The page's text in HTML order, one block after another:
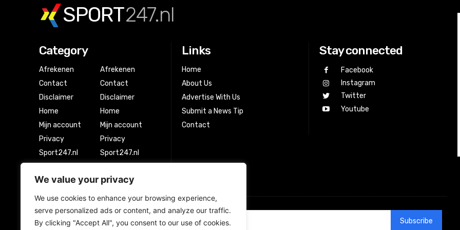
We value your privacy
We use cookies to enhance your browsing experience,
serve personalized ads or content, and analyze our traffic.
By clicking "Accept All", you consent to our use of cookies.
SPORT247.nl
Category
Afrekenen
Contact
Disclaimer
Home
Mijn account
Privacy
Sport247.nl
Winkelwagen
Afrekenen
Contact
Disclaimer
Home
Mijn account
Privacy
Sport247.nl
Winkelwagen
Links
Home
About Us
Advertise With Us
Submit a News Tip
Contact
Stay connected
Facebook
Instagram
Twitter
Youtube
Newsletter Signup Subscribe